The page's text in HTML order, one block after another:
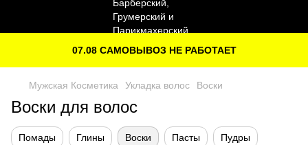
07.08 САМОВЫВОЗ НЕ РАБОТАЕТ
Мужская Косметика Укладка волос Воски
Воски для волос
Помады Глины Воски Пасты Пудры